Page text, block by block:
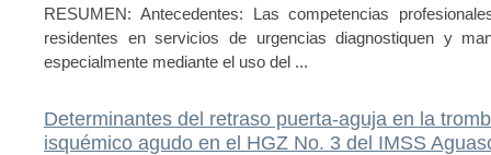
RESUMEN: Antecedentes: Las competencias
residentes en servicios de urgencias diagnostiquen y
especialmente mediante el uso del ...
Determinantes del retraso puerta-aguja en la
isquémico agudo en el HGZ No. 3 del IMSS